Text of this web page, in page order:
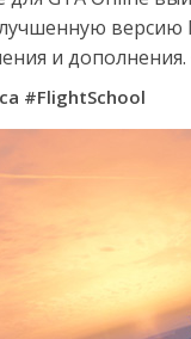
версию
и дополнения.
#FlightSchool